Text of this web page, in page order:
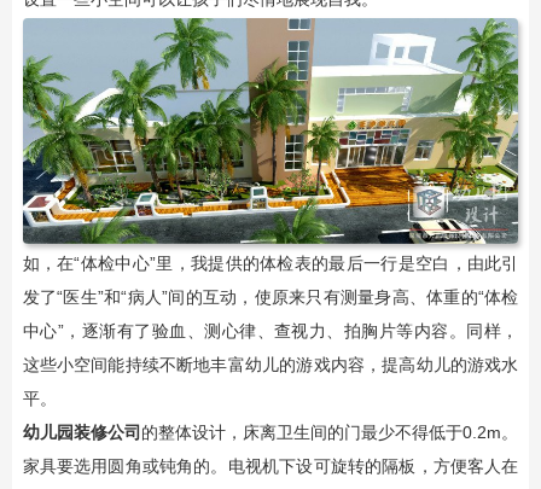
如，在“体检中心”里，我提供的体检表的最后一行是空白，由此引
发了“医生”和“病人”间的互动，使原来只有测量身高、体重的“体检
中心”，逐渐有了验血、测心律、查视力、拍胸片等内容。同样，
这些小空间能持续不断地丰富幼儿的游戏内容，提高幼儿的游戏水
平。
幼儿园装修公司 的整体设计，床离卫生间的门最少不得低于0.2m。
家具要选用圆角或钝角的。电视机下设可旋转的隔板，方便客人在